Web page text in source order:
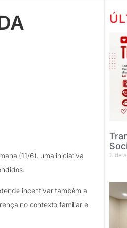
(11/6), uma iniciativa
incentivar também a
no contexto familiar e
3 de